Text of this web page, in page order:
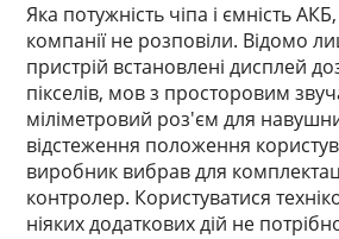
Яка потужність чіпа і ємність
компанії не розповіли. Відомо
пристрій встановлені дисплей
пікселів, мов з просторовим
міліметровий роз'єм для
відстеження положення
виробник вибрав для
контролер. Користуватися
ніяких додаткових дій не